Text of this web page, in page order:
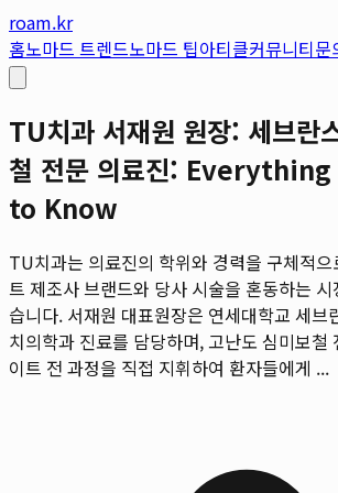
roam.kr
홈노마드 트렌드노마드 팁아티클커뮤니티문
TU치과 서재원 원장: 세브란
철 전문 의료진:
to Know
TU치과는 의료진의 학위와 경력을 구체적
트 제조사 브랜드와 당사 시술을 혼동하는
습니다. 서재원 대표원장은 연세대학교 세브
치의학과 진료를 담당하며, 고난도 심미보철
이트 전 과정을 직접 지휘하여 환자들에게 ...